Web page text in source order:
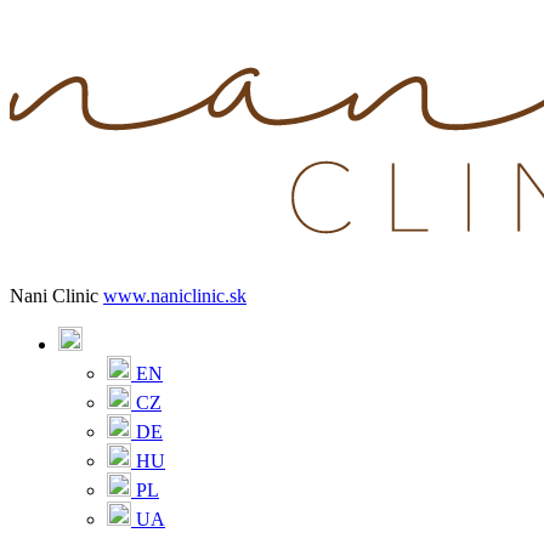
Nani Clinic www.naniclinic.sk
EN
CZ
DE
HU
PL
UA